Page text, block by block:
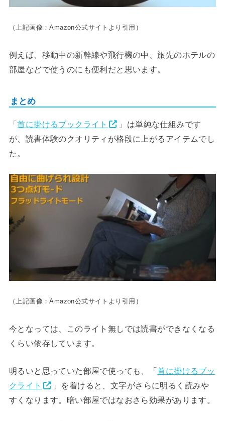
（上記画像：Amazon公式サイトより引用）
例えば、移動中の新幹線や飛行機の中、旅先のホテルの
部屋などで使うのにも便利だと思います。
まとめ
「首に掛けるブックライト
」は単純な仕組みです
が、読書体験のクオリティが格段に上がるアイテムでし
た。
（上記画像：Amazon公式サイトより引用）
今となっては、このライト無しでは読書ができなくなる
くらい依存しています。
明るいと思っていた部屋で使っても、「首に掛けるブッ
クライト
」を着けると、文字がさらに明るく読みや
すくなります。暗い部屋ではなおさら効果があります。